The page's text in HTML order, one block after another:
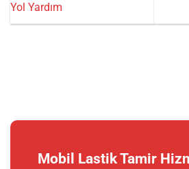
Yol Yardım
Mobil Lastik Tamir